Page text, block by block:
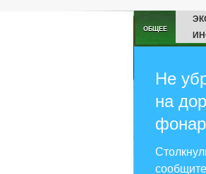
ОБЩЕЕ
УСЛОВИЯ
ПОРЯДОК
СОСТАВ
Не
на